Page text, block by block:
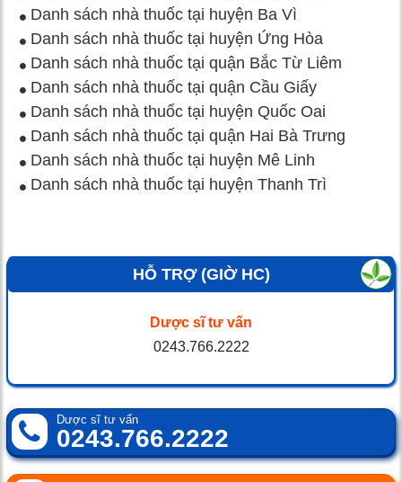
Danh sách nhà thuốc tại huyện Ba Vì
Danh sách nhà thuốc tại huyện Ứng Hòa
Danh sách nhà thuốc tại quận Bắc Từ Liêm
Danh sách nhà thuốc tại quận Cầu Giấy
Danh sách nhà thuốc tại huyện Quốc Oai
Danh sách nhà thuốc tại quận Hai Bà Trưng
Danh sách nhà thuốc tại huyện Mê Linh
Danh sách nhà thuốc tại huyện Thanh Trì
HỖ TRỢ (GIỜ HC)
Dược sĩ tư vấn
0243.766.2222
Dược sĩ tư vấn
0243.766.2222